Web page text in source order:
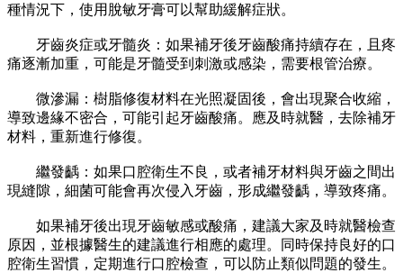
種情況下，使用脫敏牙膏可以幫助緩解症狀。
牙齒炎症或牙髓炎：如果補牙後牙齒酸痛持續存在，且疼
痛逐漸加重，可能是牙髓受到刺激或感染，需要根管治療。
微滲漏：樹脂修復材料在光照凝固後，會出現聚合收縮，
導致邊緣不密合，可能引起牙齒酸痛。應及時就醫，去除補牙
材料，重新進行修復。
繼發齲：如果口腔衛生不良，或者補牙材料與牙齒之間出
現縫隙，細菌可能會再次侵入牙齒，形成繼發齲，導致疼痛。
如果補牙後出現牙齒敏感或酸痛，建議大家及時就醫檢查
原因，並根據醫生的建議進行相應的處理。同時保持良好的口
腔衛生習慣，定期進行口腔檢查，可以防止類似問題的發生。